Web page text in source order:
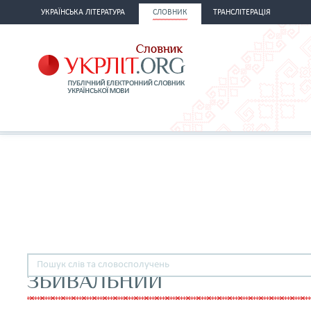
УКРАЇНСЬКА ЛІТЕРАТУРА СЛОВНИК ТРАНСЛІТЕРАЦІЯ
ЗБИВАЛЬНИЙ